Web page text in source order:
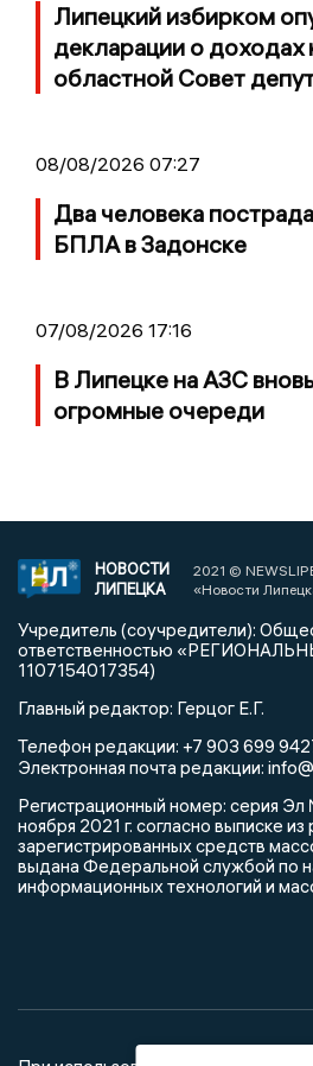
Липецкий избирком
декларации о доходах
областной Совет
08/08/2026 07:27
Два человека
БПЛА в Задонске
07/08/2026 17:16
В Липецке на АЗС
огромные очереди
НОВОСТИ
ЛИПЕЦКА
2021 ©
«Новости
Учредитель (соучредители):
ответственностью
1107154017354)
Главный редактор: Герцог Е.Г.
Телефон редакции: +7 903 699
Электронная почта редакции:
Регистрационный номер: серия
ноября 2021 г. согласно выписке из
зарегистрированных средств
выдана Федеральной службой по
информационных технологий и